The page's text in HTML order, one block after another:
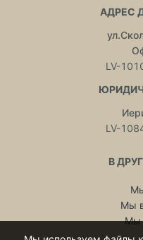
АДРЕС
LV-
LV-
В
Мы
Мы